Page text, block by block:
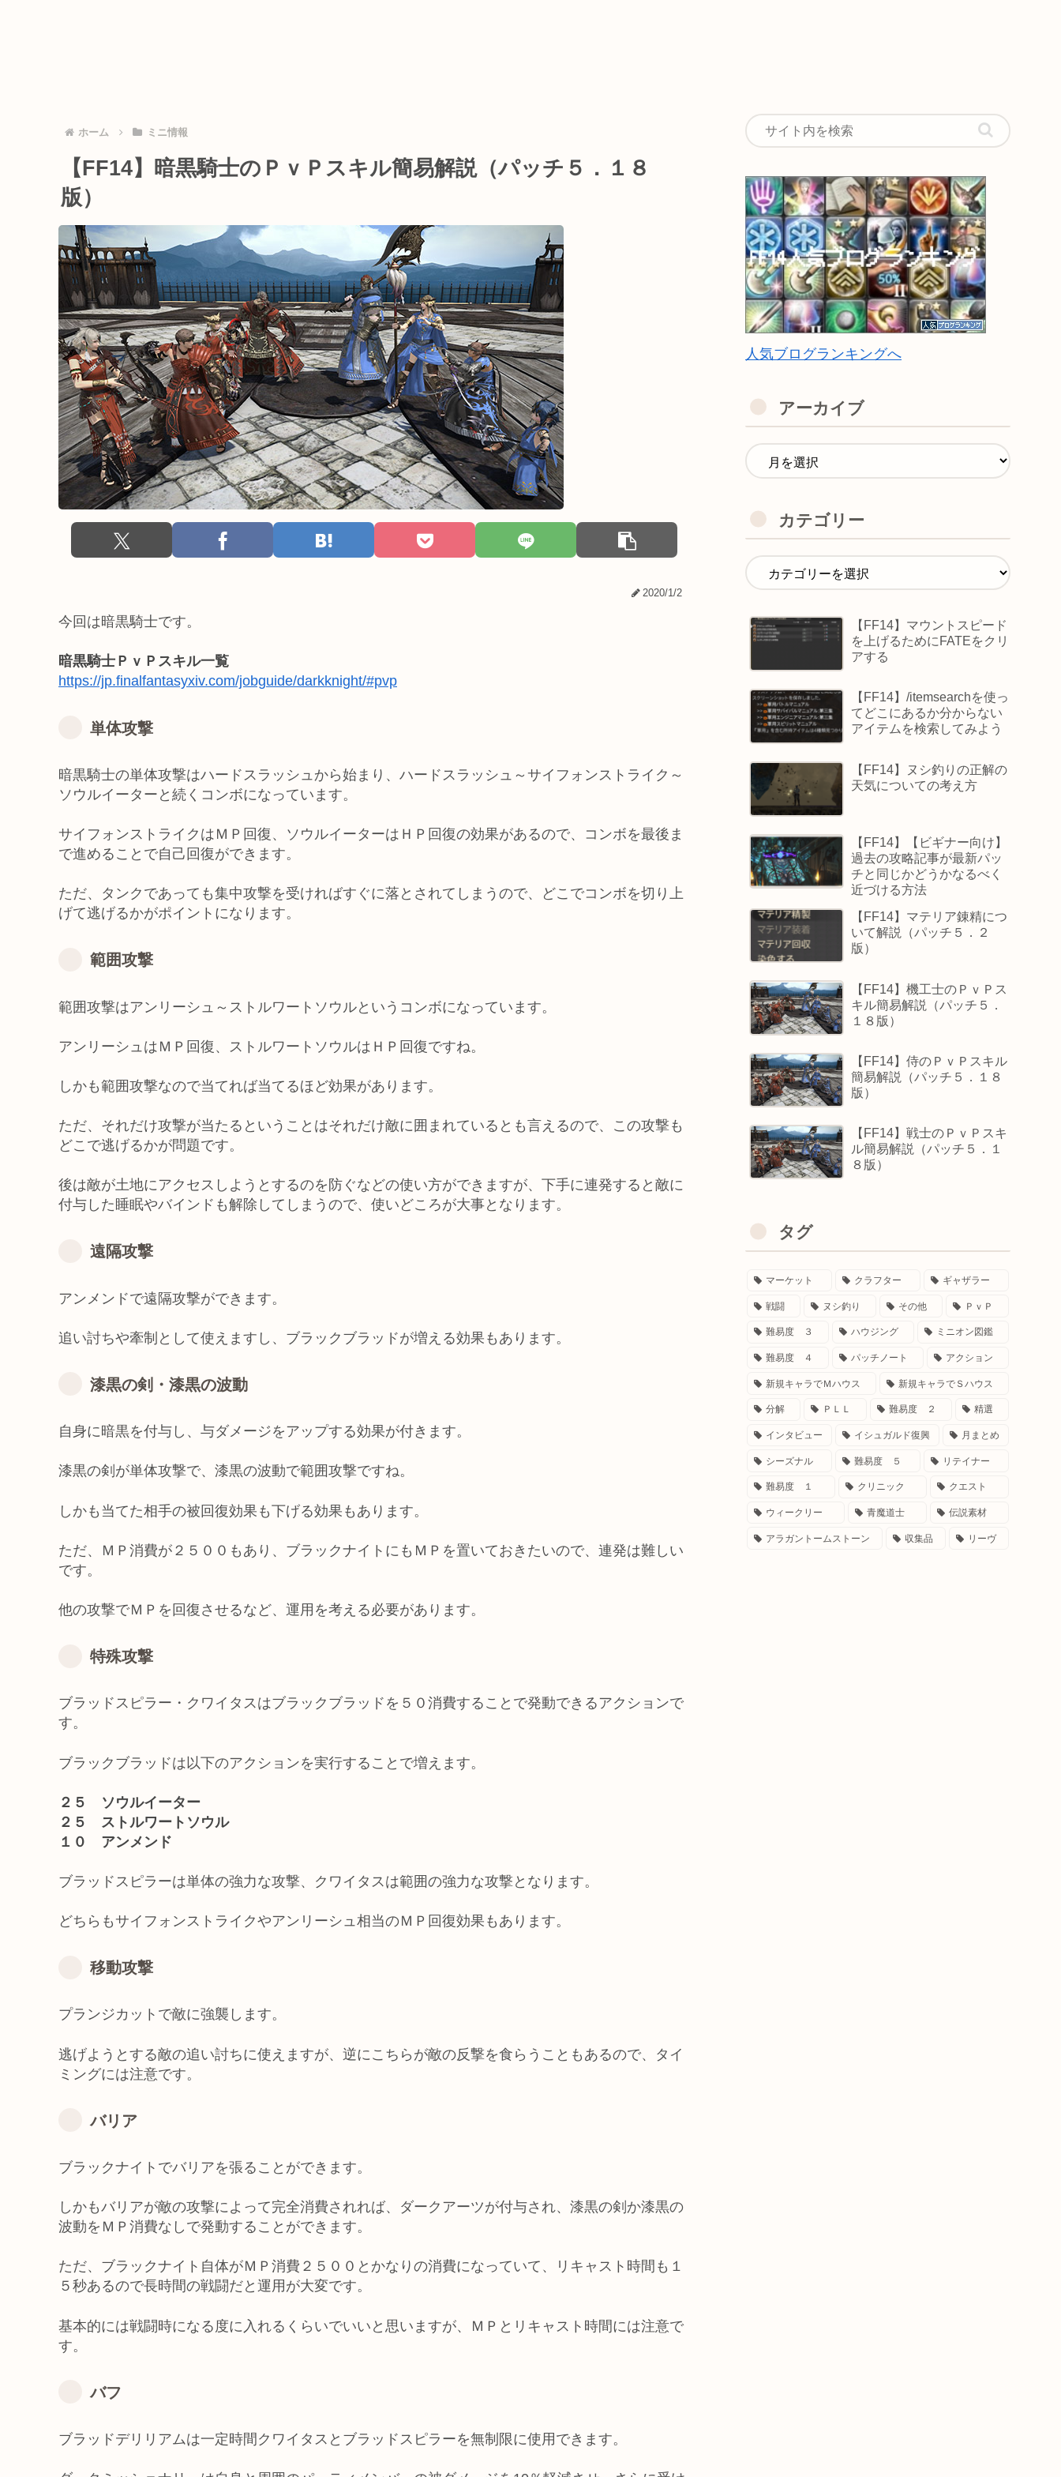
ホーム ミニ情報
【FF14】暗黒騎士のＰｖＰスキル簡易解説（パッチ５．１８
版）
2020/1/2
今回は暗黒騎士です。
暗黒騎士ＰｖＰスキル一覧
https://jp.finalfantasyxiv.com/jobguide/darkknight/#pvp
単体攻撃
暗黒騎士の単体攻撃はハードスラッシュから始まり、ハードスラッシュ～サイフォンストライク～
ソウルイーターと続くコンボになっています。
サイフォンストライクはＭＰ回復、ソウルイーターはＨＰ回復の効果があるので、コンボを最後ま
で進めることで自己回復ができます。
ただ、タンクであっても集中攻撃を受ければすぐに落とされてしまうので、どこでコンボを切り上
げて逃げるかがポイントになります。
範囲攻撃
範囲攻撃はアンリーシュ～ストルワートソウルというコンボになっています。
アンリーシュはＭＰ回復、ストルワートソウルはＨＰ回復ですね。
しかも範囲攻撃なので当てれば当てるほど効果があります。
ただ、それだけ攻撃が当たるということはそれだけ敵に囲まれているとも言えるので、この攻撃も
どこで逃げるかが問題です。
後は敵が土地にアクセスしようとするのを防ぐなどの使い方ができますが、下手に連発すると敵に
付与した睡眠やバインドも解除してしまうので、使いどころが大事となります。
遠隔攻撃
アンメンドで遠隔攻撃ができます。
追い討ちや牽制として使えますし、ブラックブラッドが増える効果もあります。
漆黒の剣・漆黒の波動
自身に暗黒を付与し、与ダメージをアップする効果が付きます。
漆黒の剣が単体攻撃で、漆黒の波動で範囲攻撃ですね。
しかも当てた相手の被回復効果も下げる効果もあります。
ただ、ＭＰ消費が２５００もあり、ブラックナイトにもＭＰを置いておきたいので、連発は難しい
です。
他の攻撃でＭＰを回復させるなど、運用を考える必要があります。
特殊攻撃
ブラッドスピラー・クワイタスはブラックブラッドを５０消費することで発動できるアクションで
す。
ブラックブラッドは以下のアクションを実行することで増えます。
２５ ソウルイーター
２５ ストルワートソウル
１０ アンメンド
ブラッドスピラーは単体の強力な攻撃、クワイタスは範囲の強力な攻撃となります。
どちらもサイフォンストライクやアンリーシュ相当のＭＰ回復効果もあります。
移動攻撃
プランジカットで敵に強襲します。
逃げようとする敵の追い討ちに使えますが、逆にこちらが敵の反撃を食らうこともあるので、タイ
ミングには注意です。
バリア
ブラックナイトでバリアを張ることができます。
しかもバリアが敵の攻撃によって完全消費されれば、ダークアーツが付与され、漆黒の剣か漆黒の
波動をＭＰ消費なしで発動することができます。
ただ、ブラックナイト自体がＭＰ消費２５００とかなりの消費になっていて、リキャスト時間も１
５秒あるので長時間の戦闘だと運用が大変です。
基本的には戦闘時になる度に入れるくらいでいいと思いますが、ＭＰとリキャスト時間には注意で
す。
バフ
ブラッドデリリアムは一定時間クワイタスとブラッドスピラーを無制限に使用できます。
人気ブログランキングへ
アーカイブ
カテゴリー
【FF14】マウントスピード
を上げるためにFATEをクリ
アする
【FF14】/itemsearchを使っ
てどこにあるか分からない
アイテムを検索してみよう
【FF14】ヌシ釣りの正解の
天気についての考え方
【FF14】【ビギナー向け】
過去の攻略記事が最新パッ
チと同じかどうかなるべく
近づける方法
【FF14】マテリア錬精につ
いて解説（パッチ５．２
版）
【FF14】機工士のＰｖＰス
キル簡易解説（パッチ５．
１８版）
【FF14】侍のＰｖＰスキル
簡易解説（パッチ５．１８
版）
【FF14】戦士のＰｖＰスキ
ル簡易解説（パッチ５．１
８版）
タグ
マーケット クラフター ギャザラー
戦闘 ヌシ釣り その他 ＰｖＰ
難易度 ３ ハウジング ミニオン図鑑
難易度 ４ パッチノート アクション
新規キャラでＭハウス 新規キャラでＳハウス
分解 ＰＬＬ 難易度 ２ 精選
インタビュー イシュガルド復興 月まとめ
シーズナル 難易度 ５ リテイナー
難易度 １ クリニック クエスト
ウィークリー 青魔道士 伝説素材
アラガントームストーン 収集品 リーヴ